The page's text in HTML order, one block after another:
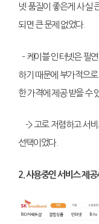
넷 품질이 좋은게 사실
되면 큰 문제 없었다.
– 케이블 인터넷은 필
하기 때문에 부가적으
한 가격에 제공 받을 수
-> 고로 저렴하고 서
선택이었다.
2. 사용중인 서비스 제